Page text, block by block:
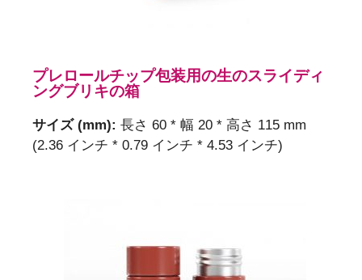
プレロールチップ包装用の生のスライディ
ングブリキの箱
サイズ (mm): 長さ 60 * 幅 20 * 高さ 115 mm
(2.36 インチ * 0.79 インチ * 4.53 インチ)